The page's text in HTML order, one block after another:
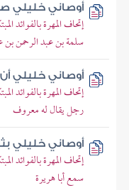
أوصاني خليلي
إتحاف المهرة بالفوائد
سلمة بن عبد الرحمن
أوصاني خليلي أن
إتحاف المهرة بالفوائد
رجل يقال له معروف
أوصاني خليلي
إتحاف المهرة
سمع أبا هريرة